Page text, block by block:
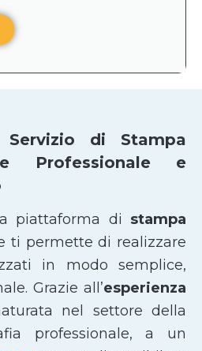
di Stampa
Professionale e
piattaforma di stampa
ti permette di realizzare
in modo semplice,
Grazie all’esperienza
nel settore della
professionale, a un